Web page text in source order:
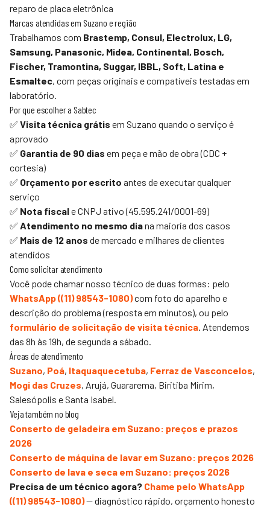
reparo de placa eletrônica
Marcas atendidas em Suzano e região
Trabalhamos com Brastemp, Consul, Electrolux, LG,
Samsung, Panasonic, Midea, Continental, Bosch,
Fischer, Tramontina, Suggar, IBBL, Soft, Latina e
Esmaltec, com peças originais e compatíveis testadas em
laboratório.
Por que escolher a Sabtec
✅ Visita técnica grátis em Suzano quando o serviço é
aprovado
✅ Garantia de 90 dias em peça e mão de obra (CDC +
cortesia)
✅ Orçamento por escrito antes de executar qualquer
serviço
✅ Nota fiscale CNPJ ativo (45.595.241/0001-69)
✅ Atendimento no mesmo diana maioria dos casos
✅ Mais de 12 anos de mercado e milhares de clientes
atendidos
Como solicitar atendimento
Você pode chamar nosso técnico de duas formas: pelo
WhatsApp ((11) 98543-1080)com foto do aparelho e
descrição do problema (resposta em minutos), ou pelo
formulário de solicitação de visita técnica. Atendemos
das 8h às 19h, de segunda a sábado.
Áreas de atendimento
Suzano, Poá, Itaquaquecetuba, Ferraz de Vasconcelos,
Mogi das Cruzes, Arujá, Guararema, Biritiba Mirim,
Salesópolis e Santa Isabel.
Veja também no blog
Conserto de geladeira em Suzano: preços e prazos
2026
Conserto de máquina de lavar em Suzano: preços 2026
Conserto de lava e seca em Suzano: preços 2026
Precisa de um técnico agora? Chame pelo WhatsApp
((11) 98543-1080)— diagnóstico rápido, orçamento honesto